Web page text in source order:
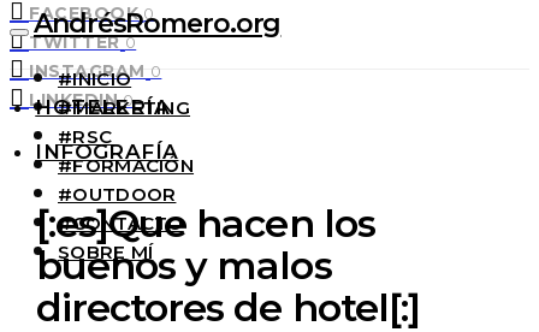
FACEBOOK 0
TWITTER 0
INSTAGRAM 0
LINKEDIN 0
AndrésRomero.org
#INICIO
#MARKETING
#RSC
#FORMACIÓN
#OUTDOOR
#CONTACTO
SOBRE MÍ
HOTELERÍA
INFOGRAFÍA
[:es]Que hacen los
buenos y malos
directores de hotel[:]